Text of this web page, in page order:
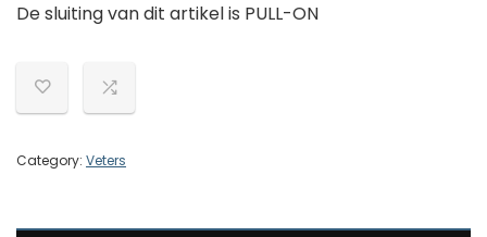
De sluiting van dit artikel is PULL-ON
Category: Veters